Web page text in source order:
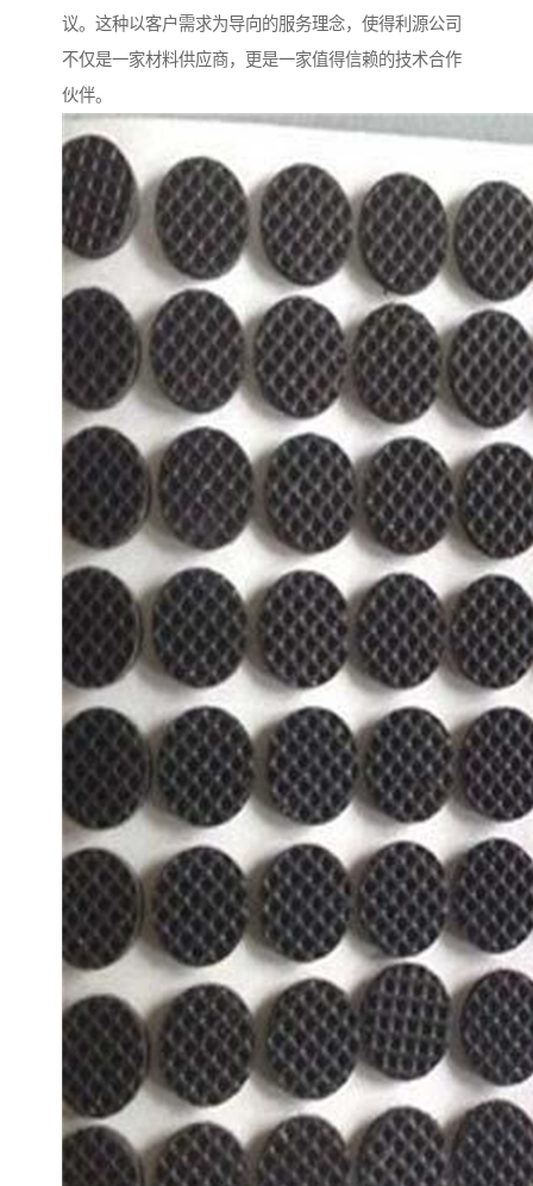
议。这种以客户需求为导向的服务理念，使得利源公司
不仅是一家材料供应商，更是一家值得信赖的技术合作
伙伴。